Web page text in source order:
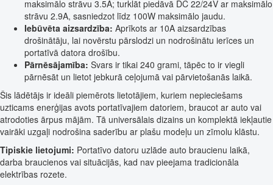
maksimālo strāvu 3.5A; turklāt piedāvā DC 22/24V ar maksimālo
strāvu 2.9A, sasniedzot līdz 100W maksimālo jaudu.
Iebūvēta aizsardzība: Aprīkots ar 10A aizsardzības
drošinātāju, lai novērstu pārslodzi un nodrošinātu ierīces un
portatīvā datora drošību.
Pārnēsājamība: Svars ir tikai 240 grami, tāpēc to ir viegli
pārnēsāt un lietot jebkurā ceļojumā vai pārvietošanās laikā.
Šis lādētājs ir ideāli piemērots lietotājiem, kuriem nepieciešams
uzticams enerģijas avots portatīvajiem datoriem, braucot ar auto vai
atrodoties ārpus mājām. Tā universālais dizains un komplektā iekļautie
vairāki uzgaļi nodrošina saderību ar plašu modeļu un zīmolu klāstu.
Tipiskie lietojumi: Portatīvo datoru uzlāde auto braucienu laikā,
darba braucienos vai situācijās, kad nav pieejama tradicionāla
elektrības rozete.